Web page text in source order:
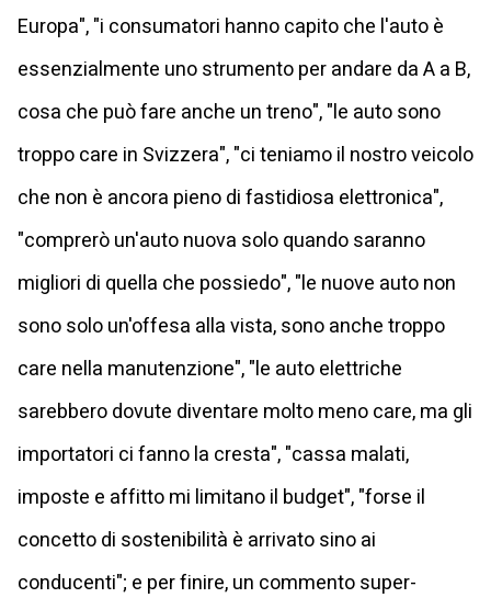
Europa", "i consumatori hanno capito che l'auto è
essenzialmente uno strumento per andare da A a B,
cosa che può fare anche un treno", "le auto sono
troppo care in Svizzera", "ci teniamo il nostro veicolo
che non è ancora pieno di fastidiosa elettronica",
"comprerò un'auto nuova solo quando saranno
migliori di quella che possiedo", "le nuove auto non
sono solo un'offesa alla vista, sono anche troppo
care nella manutenzione", "le auto elettriche
sarebbero dovute diventare molto meno care, ma gli
importatori ci fanno la cresta", "cassa malati,
imposte e affitto mi limitano il budget", "forse il
concetto di sostenibilità è arrivato sino ai
conducenti"; e per finire, un commento super-